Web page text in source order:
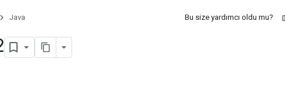
Java Bu size yardımcı oldu mu?